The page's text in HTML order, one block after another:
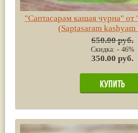
"Саптасарам кашая чурна" от
(Saptasaram kashyam
650.00 руб.
Скидка: - 46%
350.00 руб.